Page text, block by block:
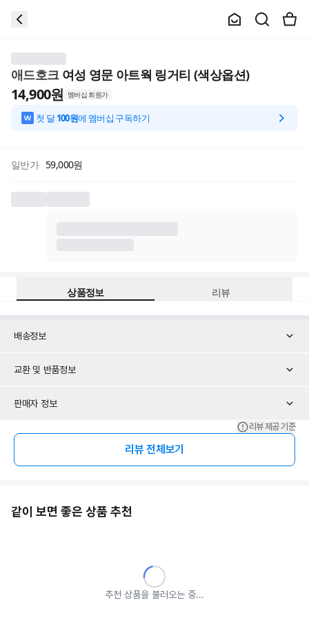
애드호크 여성 영문 아트웍 링거티 (색상옵션)
14,900원 멤버십 회원가
첫 달100원에 멤버십 구독하기
일반가 59,000원
상품정보 리뷰
배송정보
교환 및 반품정보
판매자 정보
리뷰 제공 기준
리뷰 전체보기
같이 보면 좋은 상품 추천
추천 상품을 불러오는 중...